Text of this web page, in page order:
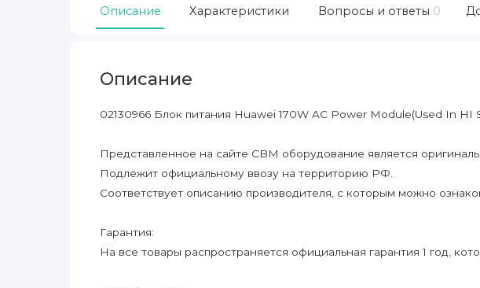
Описание Характеристики Вопросы и ответы 0
Описание
02130966 Блок питания Huawei 170W AC Power Module(Used In HI
Представленное на сайте CBM оборудование является
Подлежит официальному ввозу на территорию РФ.
Соответствует описанию производителя, с которым можно
Гарантия:
На все товары распространяется официальная гарантия 1 год,